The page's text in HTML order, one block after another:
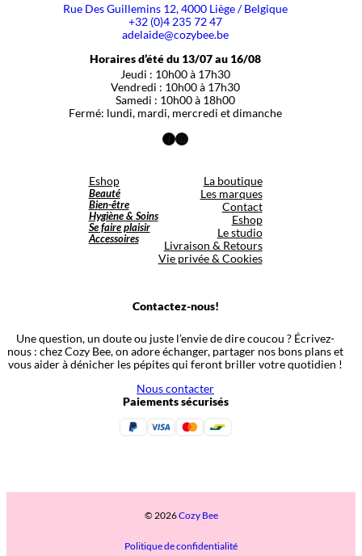
Rue Des Guillemins 12, 4000 Liège / Belgique
+32 (0)4 235 72 47
adelaide@cozybee.be
Horaires d’été du 13/07 au 16/08
Jeudi : 10h00 à 17h30
Vendredi : 10h00 à 17h30
Samedi : 10h00 à 18h00
Fermé: lundi, mardi, mercredi et dimanche
Facebook
Instagram
Eshop
Beauté
Bien-être
Hygiène & Soins
Se faire plaisir
Accessoires
La boutique
Les marques
Contact
Eshop
Le studio
Livraison & Retours
Vie privée & Cookies
Contactez-nous!
Une question, un doute ou juste l’envie de dire coucou ? Écrivez-
nous : chez Cozy Bee, on adore échanger, partager nos bons plans et
vous aider à dénicher les pépites qui feront briller votre quotidien !
Nous contacter
Paiements sécurisés
© 2026Cozy Bee
Politique de confidentialité